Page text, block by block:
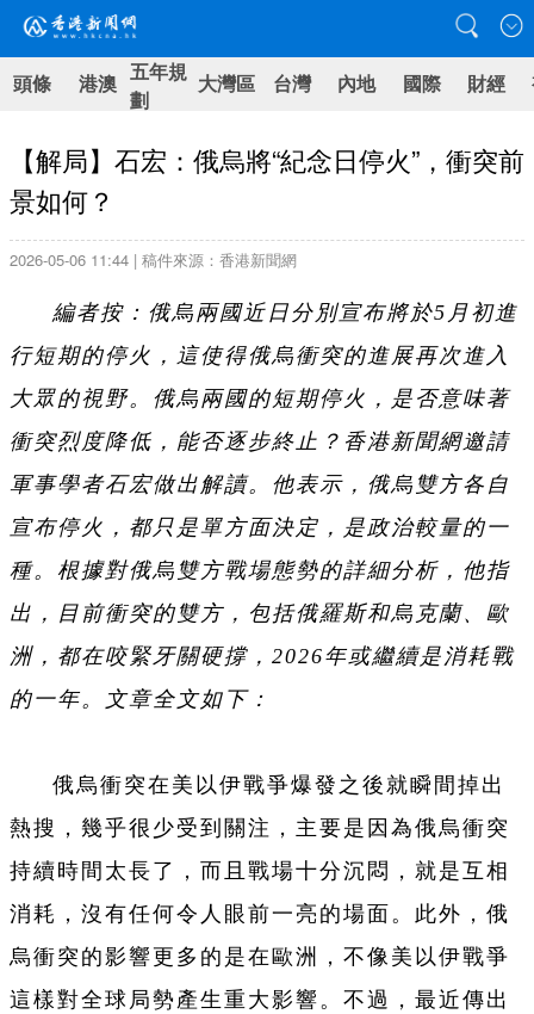
頭條 港澳 五年規
劃
大灣區 台灣 內地 國際 財經
【解局】石宏：俄烏將“紀念日停火”，衝突前
景如何？
2026-05-06 11:44 | 稿件來源：香港新聞網
編者按：俄烏兩國近日分別宣布將於5月初進
行短期的停火，這使得俄烏衝突的進展再次進入
大眾的視野。俄烏兩國的短期停火，是否意味著
衝突烈度降低，能否逐步終止？香港新聞網邀請
軍事學者石宏做出解讀。他表示，俄烏雙方各自
宣布停火，都只是單方面決定，是政治較量的一
種。根據對俄烏雙方戰場態勢的詳細分析，他指
出，目前衝突的雙方，包括俄羅斯和烏克蘭、歐
洲，都在咬緊牙關硬撐，2026年或繼續是消耗戰
的一年。文章全文如下：
俄烏衝突在美以伊戰爭爆發之後就瞬間掉出
熱搜，幾乎很少受到關注，主要是因為俄烏衝突
持續時間太長了，而且戰場十分沉悶，就是互相
消耗，沒有任何令人眼前一亮的場面。此外，俄
烏衝突的影響更多的是在歐洲，不像美以伊戰爭
這樣對全球局勢產生重大影響。不過，最近傳出